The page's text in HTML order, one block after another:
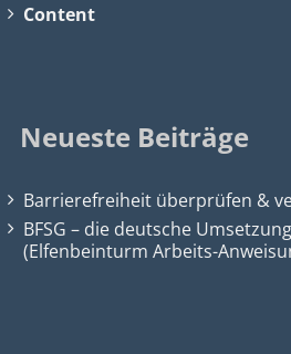
Content
Neueste Beiträge
Barrierefreiheit überprüfen &
BFSG – die deutsche
(Elfenbeinturm Arbeits-